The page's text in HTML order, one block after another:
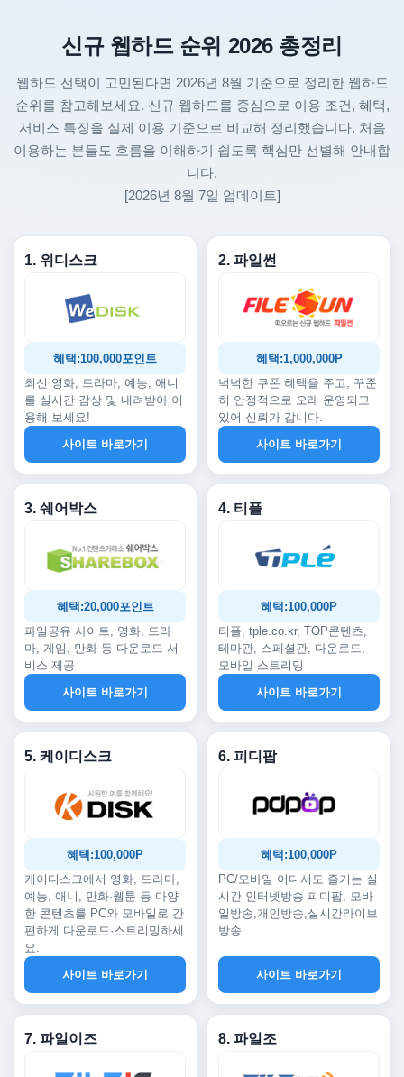
신규 웹하드 순위 2026 총정리
웹하드 선택이 고민된다면 2026년 8월 기준으로 정리한 웹하드
순위를 참고해보세요. 신규 웹하드를 중심으로 이용 조건, 혜택,
서비스 특징을 실제 이용 기준으로 비교해 정리했습니다. 처음
이용하는 분들도 흐름을 이해하기 쉽도록 핵심만 선별해 안내합
니다.
[2026년 8월 7일 업데이트]
1. 위디스크
혜택:100,000포인트
최신 영화, 드라마, 예능, 애니
를 실시간 감상 및 내려받아 이
용해 보세요!
사이트 바로가기
2. 파일썬
혜택:1,000,000P
넉넉한 쿠폰 혜택을 주고, 꾸준
히 안정적으로 오래 운영되고
있어 신뢰가 갑니다.
사이트 바로가기
3. 쉐어박스
혜택:20,000포인트
파일공유 사이트, 영화, 드라
마, 게임, 만화 등 다운로드 서
비스 제공
사이트 바로가기
4. 티플
혜택:100,000P
티플, tple.co.kr, TOP콘텐츠,
테마관, 스페셜관, 다운로드,
모바일 스트리밍
사이트 바로가기
5. 케이디스크
혜택:100,000P
케이디스크에서 영화, 드라마,
예능, 애니, 만화·웹툰 등 다양
한 콘텐츠를 PC와 모바일로 간
편하게 다운로드·스트리밍하세
요.
사이트 바로가기
6. 피디팝
혜택:100,000P
PC/모바일 어디서도 즐기는 실
시간 인터넷방송 피디팝, 모바
일방송,개인방송,실시간라이브
방송
사이트 바로가기
7. 파일이즈 8. 파일조